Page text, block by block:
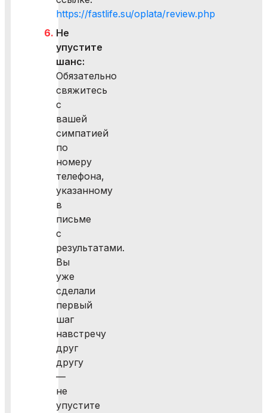
https://fastlife.su/oplata/review.php
Не
упустите
шанс:
Обязательно
свяжитесь
с
вашей
симпатией
по
номеру
телефона,
указанному
в
письме
с
результатами.
Вы
уже
сделали
первый
шаг
навстречу
друг
другу
—
не
упустите